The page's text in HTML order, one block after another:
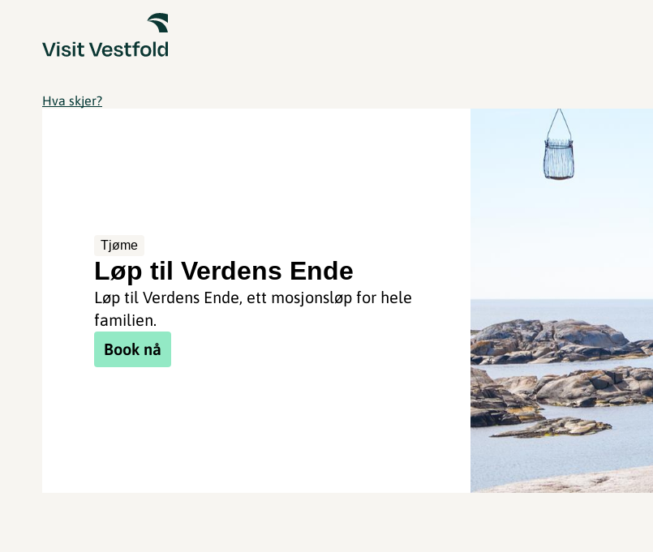
Hva skjer?
Tjøme
Løp til Verdens Ende
Løp til Verdens Ende, ett mosjonsløp for hele
familien.
Book nå